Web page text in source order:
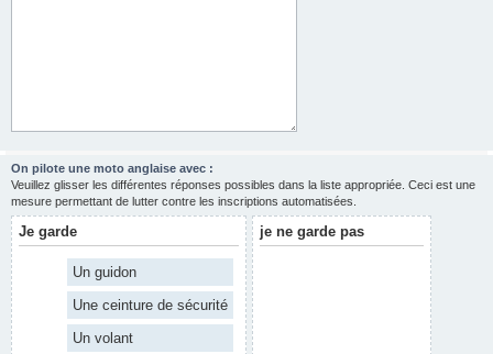
On pilote une moto anglaise avec :
Veuillez glisser les différentes réponses possibles dans la liste appropriée. Ceci est une
mesure permettant de lutter contre les inscriptions automatisées.
Je garde
Un guidon
Une ceinture de sécurité
Un volant
je ne garde pas